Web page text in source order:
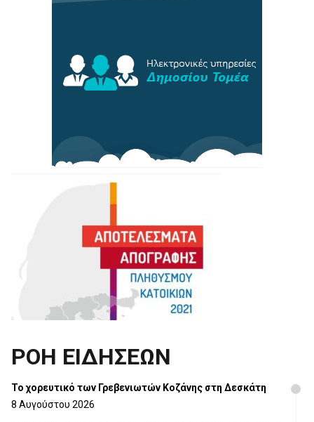
ΡΟΗ ΕΙΔΗΣΕΩΝ
Το χορευτικό των Γρεβενιωτών Κοζάνης στη Δεσκάτη
8 Αυγούστου 2026